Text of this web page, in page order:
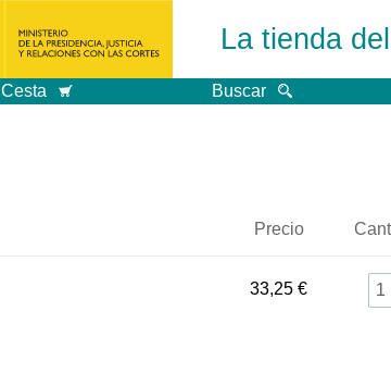
La tienda
Cesta Buscar
Precio
33,25 €